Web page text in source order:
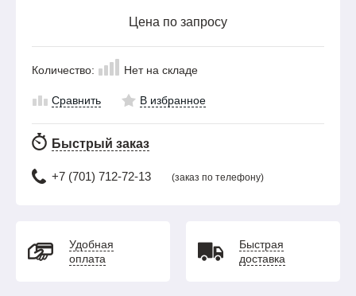
Цена по запросу
Количество: Нет на складе
Сравнить В избранное
Быстрый заказ
+7 (701) 712-72-13 (заказ по телефону)
Удобная
оплата
Быстрая
доставка